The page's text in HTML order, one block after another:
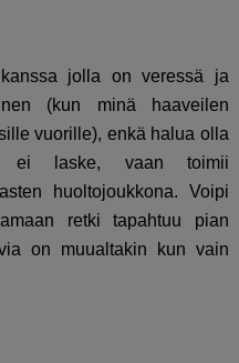
jolla on veressä ja
(kun minä haaveilen
vuorille), enkä halua olla
ei laske, vaan toimii
huoltojoukkona. Voipi
retki tapahtuu pian
on muualtakin kun vain